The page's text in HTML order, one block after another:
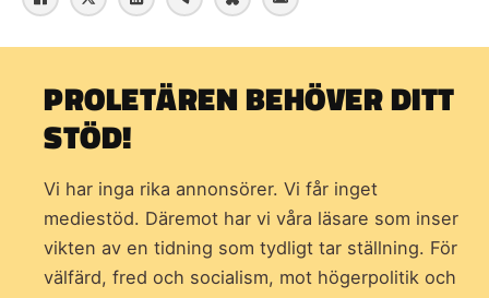
PROLETÄREN BEHÖVER DITT
STÖD!
Vi har inga rika annonsörer. Vi får inget
mediestöd. Däremot har vi våra läsare som inser
vikten av en tidning som tydligt tar ställning. För
välfärd, fred och socialism, mot högerpolitik och